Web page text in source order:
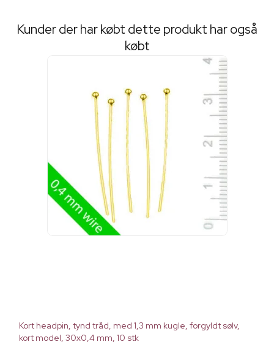
Kunder der har købt dette produkt har også
købt
Kort headpin, tynd tråd, med 1,3 mm kugle, forgyldt sølv,
kort model, 30x0,4 mm, 10 stk